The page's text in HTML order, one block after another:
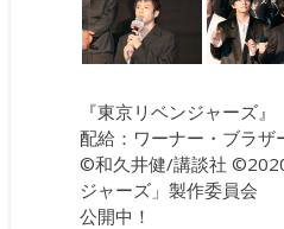
『東京リベンジャーズ』
配給：ワーナー・ブラザ
©和久井健/講談社
ジャーズ」製作委員会
公開中！